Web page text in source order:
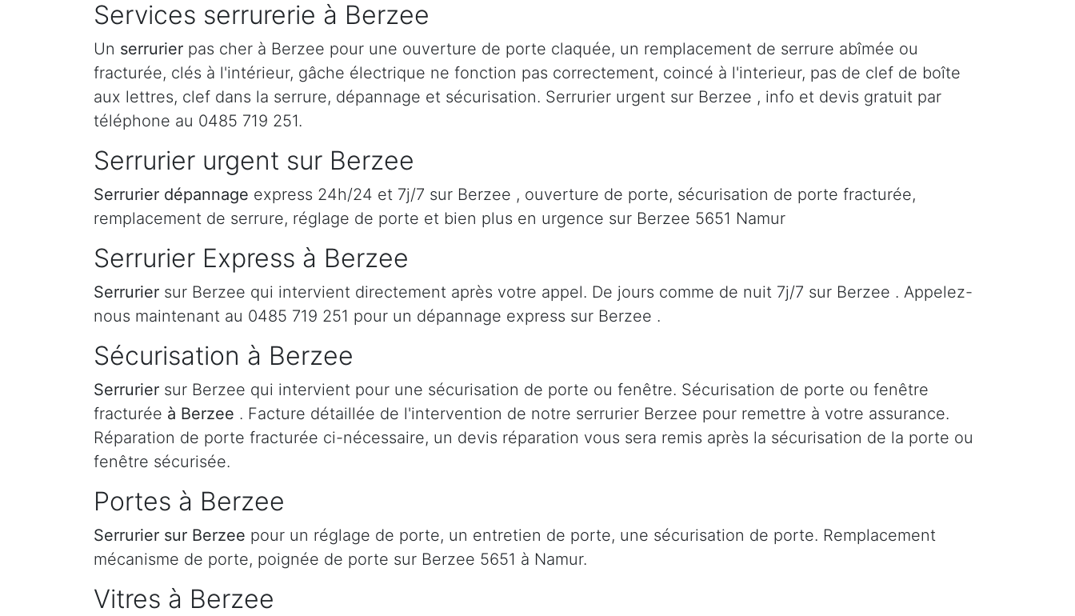
Services serrurerie à Berzee
Un serrurier pas cher à Berzee pour une ouverture de porte claquée, un remplacement de serrure abîmée ou
fracturée, clés à l'intérieur, gâche électrique ne fonction pas correctement, coincé à l'interieur, pas de clef de boîte
aux lettres, clef dans la serrure, dépannage et sécurisation. Serrurier urgent sur Berzee , info et devis gratuit par
téléphone au 0485 719 251.
Serrurier urgent sur Berzee
Serrurier dépannage express 24h/24 et 7j/7 sur Berzee , ouverture de porte, sécurisation de porte fracturée,
remplacement de serrure, réglage de porte et bien plus en urgence sur Berzee 5651 Namur
Serrurier Express à Berzee
Serrurier sur Berzee qui intervient directement après votre appel. De jours comme de nuit 7j/7 sur Berzee . Appelez-
nous maintenant au 0485 719 251 pour un dépannage express sur Berzee .
Sécurisation à Berzee
Serrurier sur Berzee qui intervient pour une sécurisation de porte ou fenêtre. Sécurisation de porte ou fenêtre
fracturée à Berzee . Facture détaillée de l'intervention de notre serrurier Berzee pour remettre à votre assurance.
Réparation de porte fracturée ci-nécessaire, un devis réparation vous sera remis après la sécurisation de la porte ou
fenêtre sécurisée.
Portes à Berzee
Serrurier sur Berzee pour un réglage de porte, un entretien de porte, une sécurisation de porte. Remplacement
mécanisme de porte, poignée de porte sur Berzee 5651 à Namur.
Vitres à Berzee